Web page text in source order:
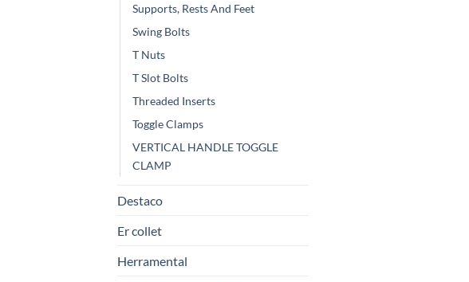
Supports, Rests And Feet
Swing Bolts
T Nuts
T Slot Bolts
Threaded Inserts
Toggle Clamps
VERTICAL HANDLE TOGGLE
CLAMP
Destaco
Er collet
Herramental